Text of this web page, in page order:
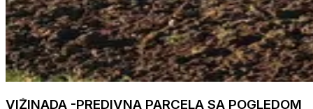
VIŽINADA -PREDIVNA PARCELA SA POGLEDOM